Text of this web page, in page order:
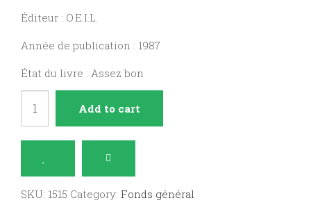
Éditeur : O.E.I.L.
Année de publication : 1987
État du livre : Assez bon
de
Add to cart
SKU: 1515 Category: Fonds général